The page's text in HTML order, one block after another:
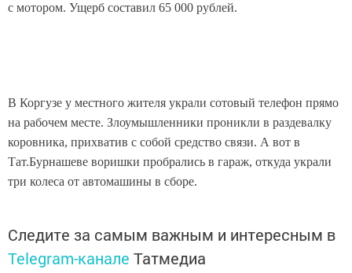
с мотором. Ущерб составил 65 000 рублей.
В Коргузе у местного жителя украли сотовый телефон прямо
на рабочем месте. Злоумышленники проникли в раздевалку
коровника, прихватив с собой средство связи. А вот в
Тат.Бурнашеве воришки пробрались в гараж, откуда украли
три колеса от автомашины в сборе.
Следите за самым важным и интересным в
Telegram-канале Татмедиа